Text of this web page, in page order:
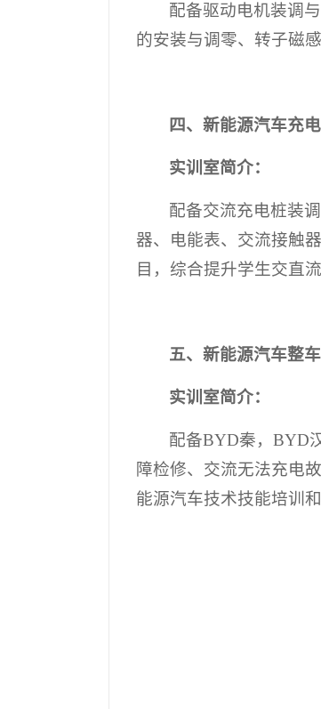
配备驱动电机装调
的安装与调零、转子磁
四、新能源汽车充
实训室简介：
配备交流充电桩装
器、电能表、交流接触
目，综合提升学生交直
五、新能源汽车整
实训室简介：
配备BYD秦，BYD
障检修、交流无法充电
能源汽车技术技能培训